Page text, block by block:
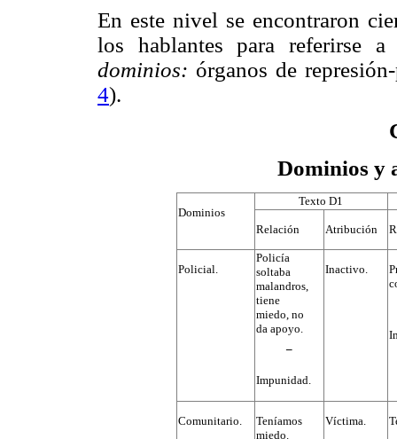
En este nivel se encontraron
los hablantes para referirse
dominios: órganos de
4).
Dominios y
Dominios
Texto D1
Relación Atribución
Policial.
Policía
soltaba
malandros,
tiene
miedo, no
da apoyo.
¯
Impunidad.
Inactivo.
Comunitario.
Teníamos
miedo.
Víctima.